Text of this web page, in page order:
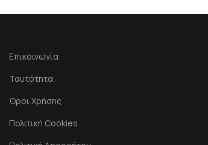
Επικοινωνία
Ταυτότητα
Όροι Χρήσης
Πολιτική Cookies